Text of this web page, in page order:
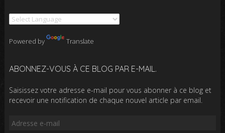
Powered by Translate
ABONNEZ-VOUS À CE BLOG PAR E-MAIL.
Saisissez votre adresse e-mail pour vous abonner à ce blog et
recevoir une notification de chaque nouvel article par email.
Adresse